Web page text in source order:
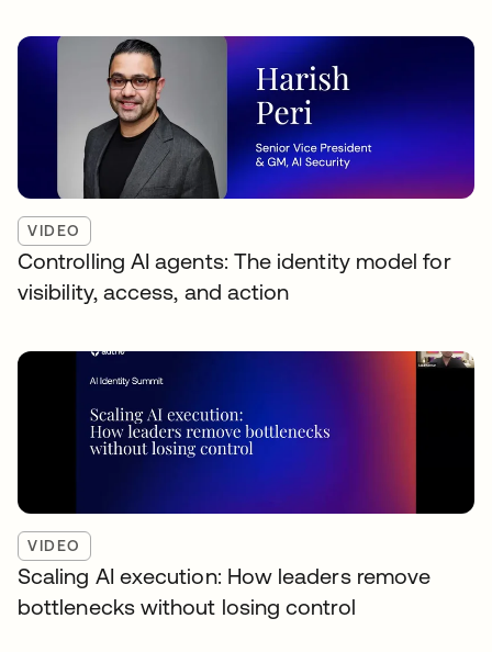
VIDEO
Controlling AI agents: The identity model for
visibility, access, and action
VIDEO
Scaling AI execution: How leaders remove
bottlenecks without losing control